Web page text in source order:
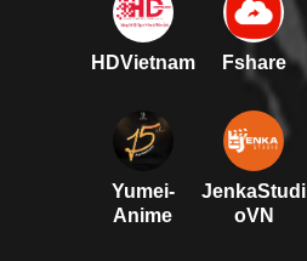
HDVietnam Fshare
Yumei-
Anime
JenkaStudi
oVN